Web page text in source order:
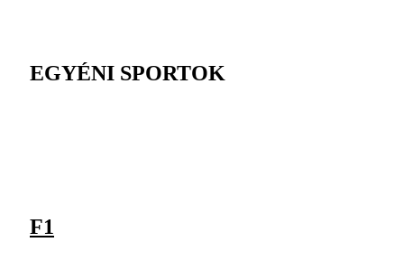
EGYÉNI SPORTOK
F1